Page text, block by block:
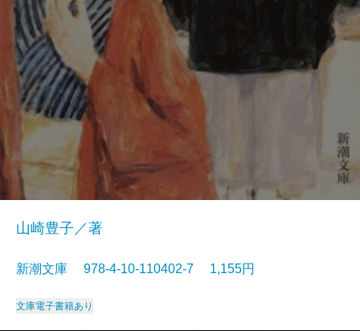
山崎豊子／著
新潮文庫 978-4-10-110402-7 1,155円
文庫電子書籍あり